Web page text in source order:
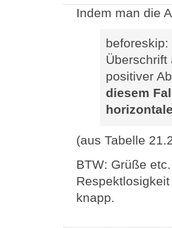
Indem man die
Überschrift
positiver
diesem
(aus Tabelle
BTW: Grüße
knapp.